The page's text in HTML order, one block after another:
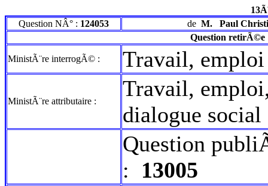
Question NÂ° : 124053 de M.
Paul
Question retirÃ©e
MinistÃ¨re interrogÃ© : Travail,
MinistÃ¨re attributaire :
Travail,
dialogue social
Question
: 13005